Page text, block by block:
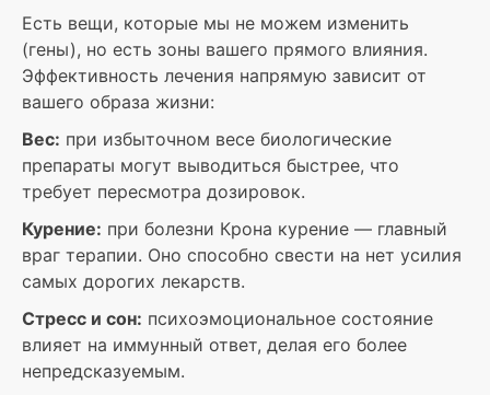
Есть вещи, которые мы не можем изменить
(гены), но есть зоны вашего прямого влияния.
Эффективность лечения напрямую зависит от
вашего образа жизни:
Вес: при избыточном весе биологические
препараты могут выводиться быстрее, что
требует пересмотра дозировок.
Курение: при болезни Крона курение — главный
враг терапии. Оно способно свести на нет усилия
самых дорогих лекарств.
Стресс и сон: психоэмоциональное состояние
влияет на иммунный ответ, делая его более
непредсказуемым.